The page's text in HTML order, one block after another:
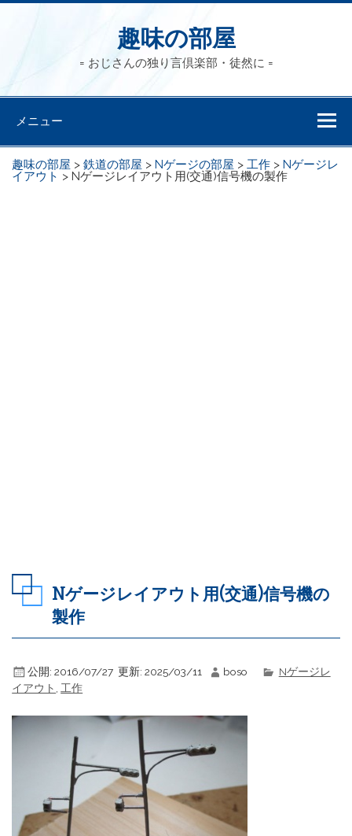
趣味の部屋
= おじさんの独り言倶楽部・徒然に =
メニュー
趣味の部屋 >鉄道の部屋 >Nゲージの部屋 >工作 >Nゲージレ
イアウト > Nゲージレイアウト用(交通)信号機の製作
Nゲージレイアウト用(交通)信号機の
製作
公開: 2016/07/27 更新: 2025/03/11 boso
Nゲージレ
イアウト ,工作